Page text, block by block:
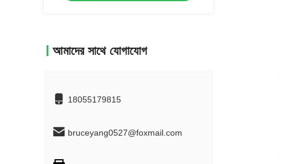
আমাদের সাথে যোগাযোগ
18055179815
bruceyang0527@foxmail.com